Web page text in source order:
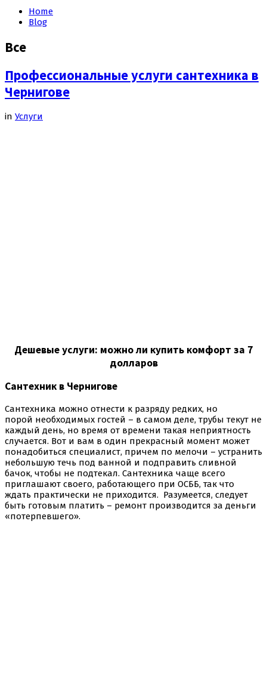
Home
Blog
Все
Профессиональные услуги сантехника в
Чернигове
in Услуги
Дешевые услуги: можно ли купить комфорт за 7
долларов
Сантехник в Чернигове
Сантехника можно отнести к разряду редких, но
порой необходимых гостей – в самом деле, трубы текут не
каждый день, но время от времени такая неприятность
случается. Вот и вам в один прекрасный момент может
понадобиться специалист, причем по мелочи – устранить
небольшую течь под ванной и подправить сливной
бачок, чтобы не подтекал. Сантехника чаще всего
приглашают своего, работающего при ОСББ, так что
ждать практически не приходится. Разумеется, следует
быть готовым платить – ремонт производится за деньги
«потерпевшего».